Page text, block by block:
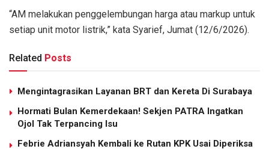
“AM melakukan penggelembungan harga atau markup untuk
setiap unit motor listrik,” kata Syarief, Jumat (12/6/2026).
Related Posts
Mengintagrasikan Layanan BRT dan Kereta Di Surabaya
Hormati Bulan Kemerdekaan! Sekjen PATRA Ingatkan
Ojol Tak Terpancing Isu
Febrie Adriansyah Kembali ke Rutan KPK Usai Diperiksa